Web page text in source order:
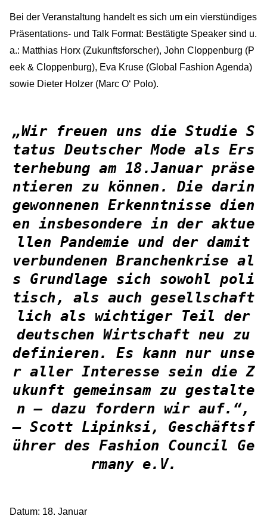
Bei der Veranstaltung handelt es sich um ein vierstündiges
Präsentations- und Talk Format: Bestätigte Speaker sind u.
a.: Matthias Horx (Zukunftsforscher), John Cloppenburg (P
eek & Cloppenburg), Eva Kruse (Global Fashion Agenda)
sowie Dieter Holzer (Marc O‘ Polo).
„Wir freuen uns die Studie S
tatus Deutscher Mode als Ers
terhebung am 18.Januar präse
ntieren zu können. Die darin
gewonnenen Erkenntnisse dien
en insbesondere in der aktue
llen Pandemie und der damit
verbundenen Branchenkrise al
s Grundlage sich sowohl poli
tisch, als auch gesellschaft
lich als wichtiger Teil der
deutschen Wirtschaft neu zu
definieren. Es kann nur unse
r aller Interesse sein die Z
ukunft gemeinsam zu gestalte
n – dazu fordern wir auf.“,
– Scott Lipinksi, Geschäftsf
ührer des Fashion Council Ge
rmany e.V.
Datum: 18. Januar